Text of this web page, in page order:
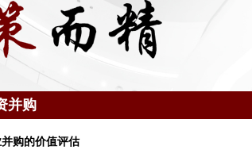
并购
购的价值评估